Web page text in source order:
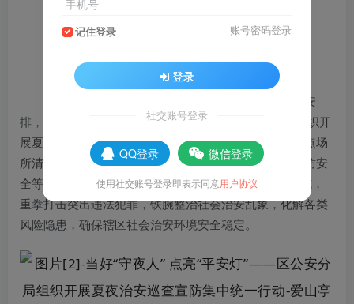
根据全国公安机关夏夜治安巡查宣防集中统一行动安
排，区公安分局7月22日20时至25日2时在全区范围内组织开
展夏夜治安巡查宣防集中统一行动，集中设卡盘查、重点场
所清查、重点部位巡查及反诈、交通安全、禁毒赌、消防安
全等宣传，全面落实“打、防、管、控、治”各项工作措施，
重拳打击突出违法犯罪，铁腕整治社会治安乱象，化解各类
风险隐患，确保辖区社会治安环境安全稳定。
手机号
记住登录 账号密码登录
登录
社交账号登录
QQ登录 微信登录
使用社交账号登录即表示同意用户协议